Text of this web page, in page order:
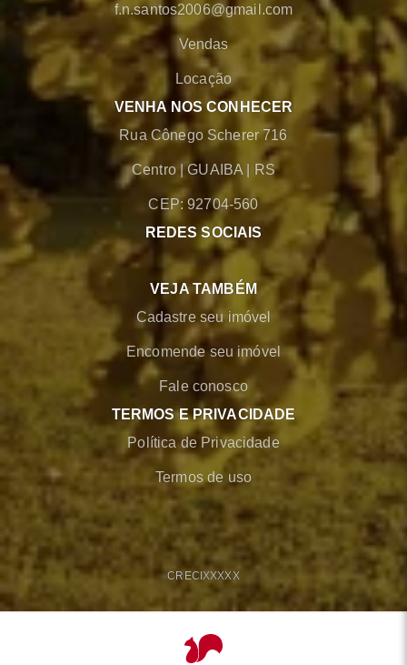
f.n.santos2006@gmail.com
Vendas
Locação
VENHA NOS CONHECER
Rua Cônego Scherer 716
Centro |GUAIBA RS
CEP: 92704-560
REDES SOCIAIS
VEJA TAMBÉM
Cadastre seu imóvel
Encomende seu imóvel
Fale conosco
TERMOS E PRIVACIDADE
Política de Privacidade
Termos de uso
CRECIXXXXX